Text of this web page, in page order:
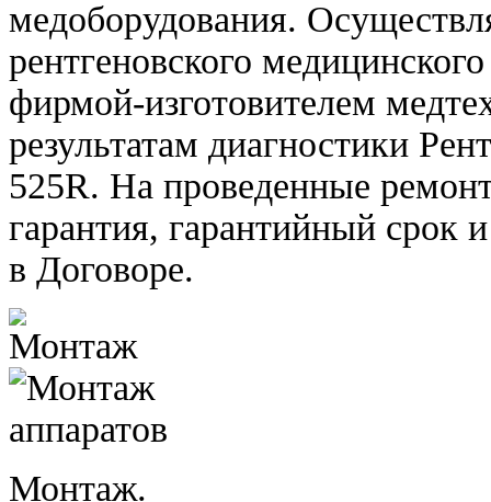
медоборудования.
рентгеновского
фирмой-изготовителем
результатам диагностики
525R. На проведенные
гарантия, гарантийный срок
в Договоре.
Монтаж.